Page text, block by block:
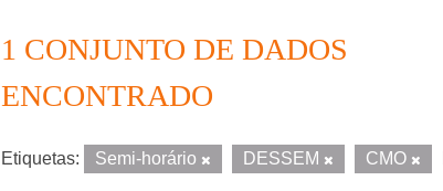
1 CONJUNTO DE DADOS
ENCONTRADO
Etiquetas: Semi-horário DESSEM CMO